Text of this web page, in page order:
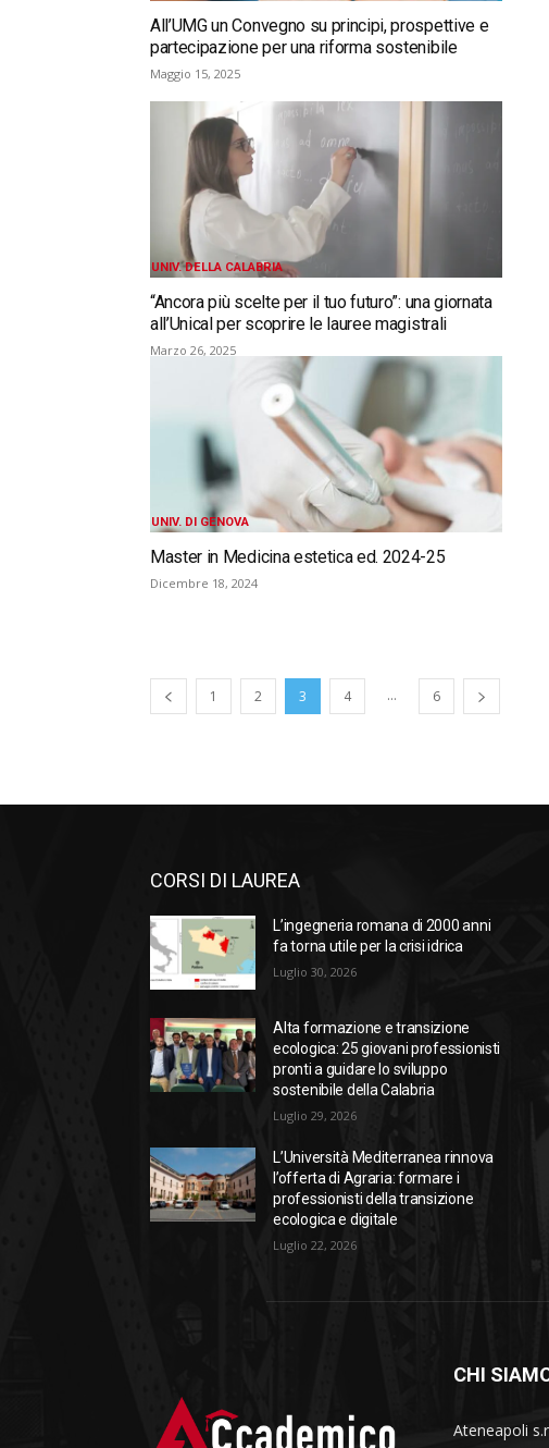
All’UMG un Convegno su principi, prospettive e
partecipazione per una riforma sostenibile
Maggio 15, 2025
UNIV. DELLA CALABRIA
“Ancora più scelte per il tuo futuro”: una giornata
all’Unical per scoprire le lauree magistrali
Marzo 26, 2025
UNIV. DI GENOVA
Master in Medicina estetica ed. 2024-25
Dicembre 18, 2024
1 2 3 4 ... 6
CORSI DI LAUREA
L’ingegneria romana di 2000 anni
fa torna utile per la crisi idrica
Luglio 30, 2026
Alta formazione e transizione
ecologica: 25 giovani professionisti
pronti a guidare lo sviluppo
sostenibile della Calabria
Luglio 29, 2026
L’Università Mediterranea rinnova
l’offerta di Agraria: formare i
professionisti della transizione
ecologica e digitale
Luglio 22, 2026
CHI
Ateneapoli